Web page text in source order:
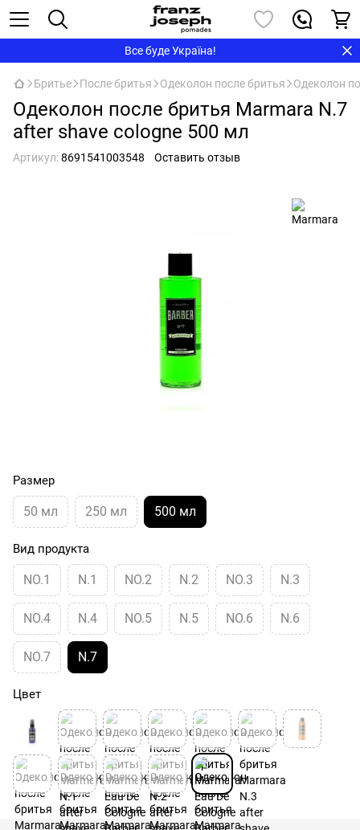
Все буде Україна!
Бритье После бритья Одеколон после бритья Одеколон
Одеколон после бритья Marmara N.7
after shave cologne 500 мл
Артикул:8691541003548 Оставить отзыв
Размер
50 мл 250 мл 500 мл
Вид продукта
NO.1 N.1 NO.2 N.2 NO.3 N.3
NO.4 N.4 NO.5 N.5 NO.6 N.6
NO.7 N.7
Цвет